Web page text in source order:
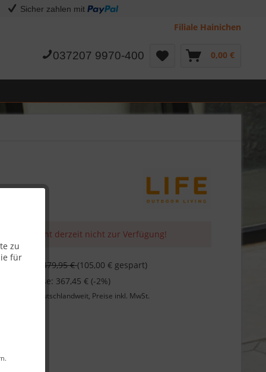
Sicher zahlen mit
Filiale Hainichen
037207 9970-400 0,00 €
zu
für
Artikel steht derzeit nicht zur Verfügung!
€ 479,95 €(105,00 € gespart)
Vorkasse: 367,45 € (-2%)
deutschlandweit, Preise inkl. MwSt.